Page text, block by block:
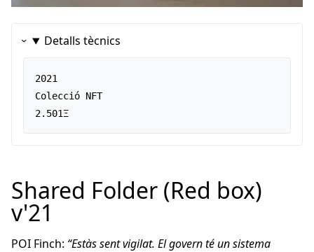
Detalls tècnics
2021
Colecció NFT
2.501Ξ
Shared Folder (Red box)
v'21
POI Finch: “Estàs sent vigilat. El govern té un sistema